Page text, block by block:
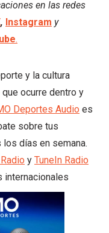
en las redes
, Instagram y
.
y la cultura
ocurre dentro y
Deportes Audio es
sobre tus
días en semana.
y TuneIn Radio
internacionales